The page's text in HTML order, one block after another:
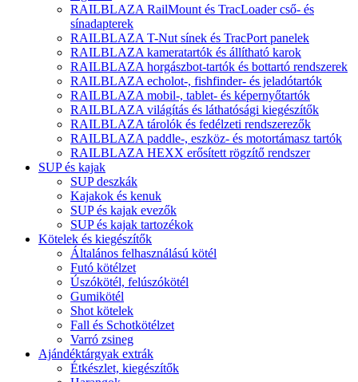
RAILBLAZA RailMount és TracLoader cső- és
sínadapterek
RAILBLAZA T-Nut sínek és TracPort panelek
RAILBLAZA kameratartók és állítható karok
RAILBLAZA horgászbot-tartók és bottartó rendszerek
RAILBLAZA echolot-, fishfinder- és jeladótartók
RAILBLAZA mobil-, tablet- és képernyőtartók
RAILBLAZA világítás és láthatósági kiegészítők
RAILBLAZA tárolók és fedélzeti rendszerezők
RAILBLAZA paddle-, eszköz- és motortámasz tartók
RAILBLAZA HEXX erősített rögzítő rendszer
SUP és kajak
SUP deszkák
Kajakok és kenuk
SUP és kajak evezők
SUP és kajak tartozékok
Kötelek és kiegészítők
Általános felhasználású kötél
Futó kötélzet
Úszókötél, felúszókötél
Gumikötél
Shot kötelek
Fall és Schotkötélzet
Varró zsineg
Ajándéktárgyak extrák
Étkészlet, kiegészítők